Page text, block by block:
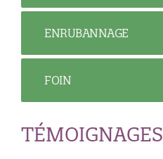
ENRUBANNAGE
FOIN
TÉMOIGNAGES